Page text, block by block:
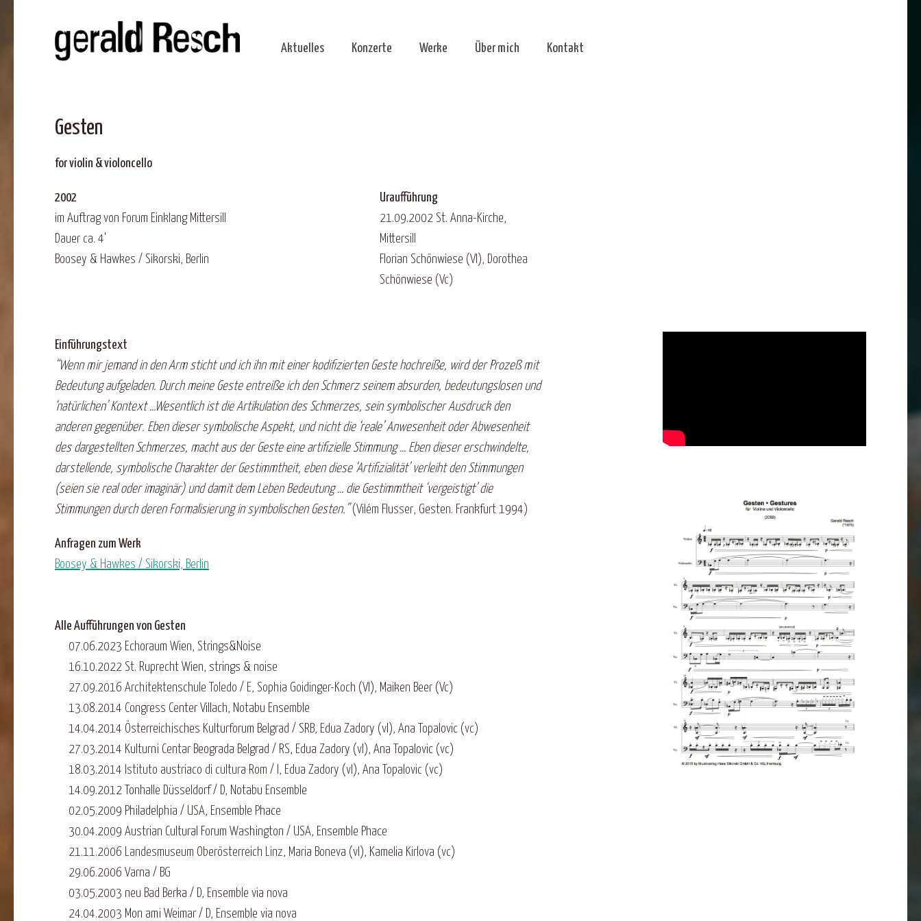
Aktuelles Konzerte Werke Über mich Kontakt
Gesten
for violin & violoncello
2002
im Auftrag von Forum Einklang Mittersill
Dauer ca. 4'
Boosey & Hawkes / Sikorski, Berlin
Uraufführung
21.09.2002 St. Anna-Kirche,
Mittersill
Florian Schönwiese (Vl), Dorothea
Schönwiese (Vc)
Einführungstext
“Wenn mir jemand in den Arm sticht und ich ihn mit einer kodifizierten Geste hochreiße, wird der Prozeß mit
Bedeutung aufgeladen. Durch meine Geste entreiße ich den Schmerz seinem absurden, bedeutungslosen und
‘natürlichen’ Kontext …Wesentlich ist die Artikulation des Schmerzes, sein symbolischer Ausdruck den
anderen gegenüber. Eben dieser symbolische Aspekt, und nicht die ‘reale’ Anwesenheit oder Abwesenheit
des dargestellten Schmerzes, macht aus der Geste eine artifizielle Stimmung … Eben dieser erschwindelte,
darstellende, symbolische Charakter der Gestimmtheit, eben diese ‘Artifizialität’ verleiht den Stimmungen
(seien sie real oder imaginär) und damit dem Leben Bedeutung … die Gestimmtheit ‘vergeistigt’ die
Stimmungen durch deren Formalisierung in symbolischen Gesten.” (Vilém Flusser, Gesten. Frankfurt 1994)
Anfragen zum Werk
Boosey & Hawkes / Sikorski, Berlin
Alle Aufführungen von Gesten
07.06.2023 Echoraum Wien, Strings&Noise
16.10.2022 St. Ruprecht Wien, strings & noise
27.09.2016 Architektenschule Toledo / E, Sophia Goidinger-Koch (Vl), Maiken Beer (Vc)
13.08.2014 Congress Center Villach, Notabu Ensemble
14.04.2014 Österreichisches Kulturforum Belgrad / SRB, Edua Zadory (vl), Ana Topalovic (vc)
27.03.2014 Kulturni Centar Beograda Belgrad / RS, Edua Zadory (vl), Ana Topalovic (vc)
18.03.2014 Istituto austriaco di cultura Rom / I, Edua Zadory (vl), Ana Topalovic (vc)
14.09.2012 Tonhalle Düsseldorf / D, Notabu Ensemble
02.05.2009 Philadelphia / USA, Ensemble Phace
30.04.2009 Austrian Cultural Forum Washington / USA, Ensemble Phace
21.11.2006 Landesmuseum Oberösterreich Linz, Maria Boneva (vl), Kamelia Kirlova (vc)
29.06.2006 Varna / BG
03.05.2003 neu Bad Berka / D, Ensemble via nova
24.04.2003 Mon ami Weimar / D, Ensemble via nova